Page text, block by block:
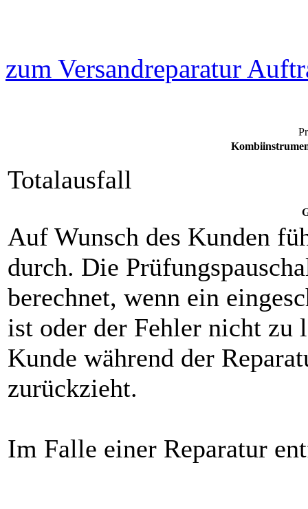
zum Versandreparatur
Totalausfall
Auf Wunsch des Kunden
durch. Die
berechnet, wenn ein
ist oder der Fehler nicht zu
Kunde während der
zurückzieht.
Im Falle einer Reparatur